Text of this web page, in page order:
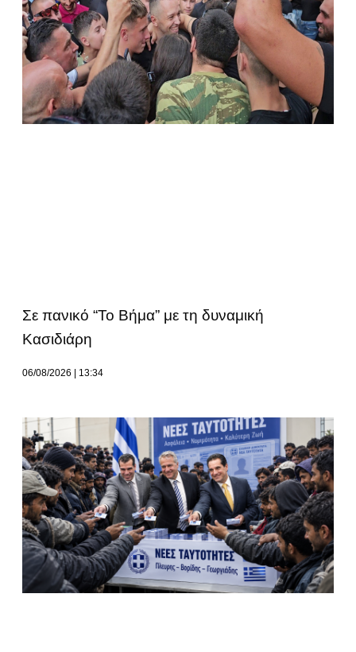
Σε πανικό “Το Βήμα” με τη δυναμική
Κασιδιάρη
06/08/2026 13:34